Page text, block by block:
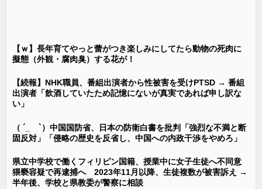
【ｗ】長年育てやっと蕾がつき楽しみにしてたら動物の死肉に
擬態（外観・腐肉臭）する花が！
【続報】NHK職員、番組出演者から性被害を受けPTSD → 番組
出演者「飲酒していたため記憶にないが真実であれば申し訳な
い」
（ ´_ゝ`）中国国防省、日本の防衛白書を批判「強烈な不満と断
固反対」「侵略の歴史を反省し、中国への内政干渉をやめろ」
県立中学校で働くフィリピン国籍、授業中に女子生徒へ不同意
猥褻容疑で再逮捕へ 2023年11月以降、生徒複数が被害訴え →
半年後、学校と県教委が警察に相談